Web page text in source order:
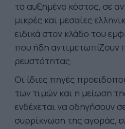
το αυξημένο κόστος, σε
μικρές και μεσαίες
ειδικά στον κλάδο του
που ήδη αντιμετωπίζουν
ρευστότητας.
Οι ίδιες πηγές
των τιμών και η μείωση
ενδέχεται να οδηγήσουν
συρρίκνωση της αγοράς,